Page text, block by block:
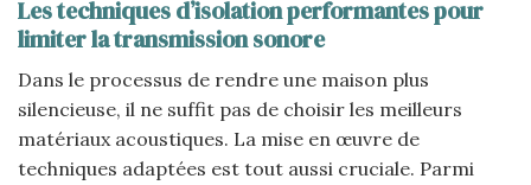
Les techniques d’isolation performantes pour
limiter la transmission sonore
Dans le processus de rendre une maison plus
silencieuse, il ne suffit pas de choisir les meilleurs
matériaux acoustiques. La mise en œuvre de
techniques adaptées est tout aussi cruciale. Parmi